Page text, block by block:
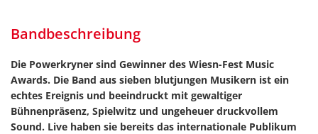
Bandbeschreibung
Die Powerkryner sind Gewinner des Wiesn-Fest Music
Awards. Die Band aus sieben blutjungen Musikern ist ein
echtes Ereignis und beeindruckt mit gewaltiger
Bühnenpräsenz, Spielwitz und ungeheuer druckvollem
Sound. Live haben sie bereits das internationale Publikum